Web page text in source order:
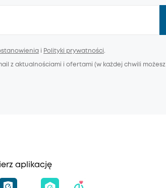
i Polityki prywatności.
z aktualnościami i ofertami (w każdej chwili
aplikację